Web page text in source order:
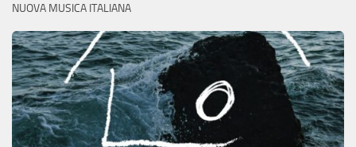
NUOVA MUSICA ITALIANA